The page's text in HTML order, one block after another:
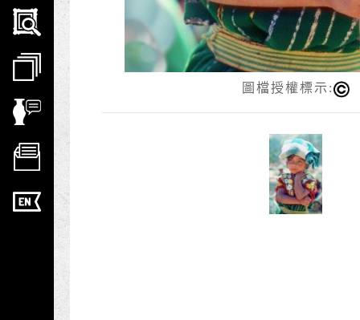
圖檔授權標示: